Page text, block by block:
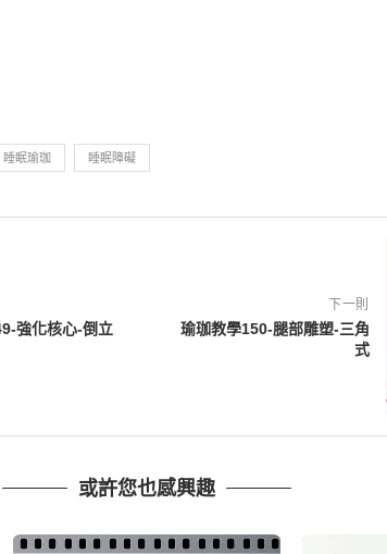
睡眠瑜珈 睡眠障礙
強化核心-倒立
下一則
瑜珈教學150-腿部雕塑-三角
式
或許您也感興趣